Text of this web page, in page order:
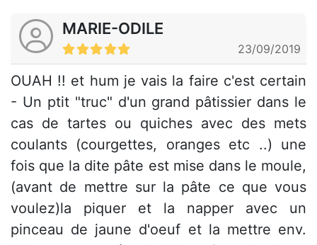
MARIE-ODILE
23/09/2019
OUAH !! et hum je vais la faire c'est certain
- Un ptit "truc" d'un grand pâtissier dans le
cas de tartes ou quiches avec des mets
coulants (courgettes, oranges etc ..) une
fois que la dite pâte est mise dans le moule,
(avant de mettre sur la pâte ce que vous
voulez)la piquer et la napper avec un
pinceau de jaune d'oeuf et la mettre env.